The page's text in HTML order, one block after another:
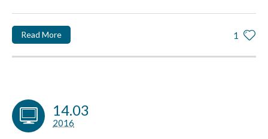
1
Read More
14.03
2016